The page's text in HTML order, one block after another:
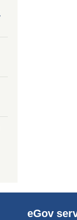
eGov